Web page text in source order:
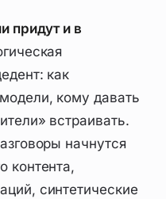
придут и в
как
кому давать
встраивать.
начнутся
контента,
синтетические